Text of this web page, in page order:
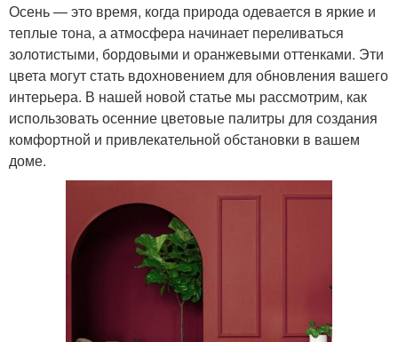
Осень — это время, когда природа одевается в яркие и
теплые тона, а атмосфера начинает переливаться
золотистыми, бордовыми и оранжевыми оттенками. Эти
цвета могут стать вдохновением для обновления вашего
интерьера. В нашей новой статье мы рассмотрим, как
использовать осенние цветовые палитры для создания
комфортной и привлекательной обстановки в вашем
доме.